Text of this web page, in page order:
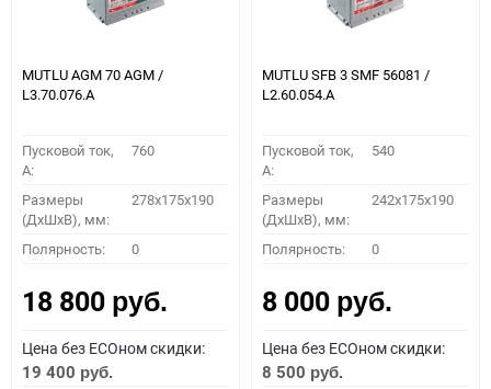
MUTLU AGM 70 AGM /
L3.70.076.A
Пусковой ток,
A:
760
Размеры
(ДхШхВ), мм:
278x175x190
Полярность: 0
18 800 руб.
Цена без ECOном скидки:
19 400 руб.
MUTLU SFB 3 SMF 56081 /
L2.60.054.A
Пусковой ток,
A:
540
Размеры
(ДхШхВ), мм:
242x175x190
Полярность: 0
8 000 руб.
Цена без ECOном скидки:
8 500 руб.